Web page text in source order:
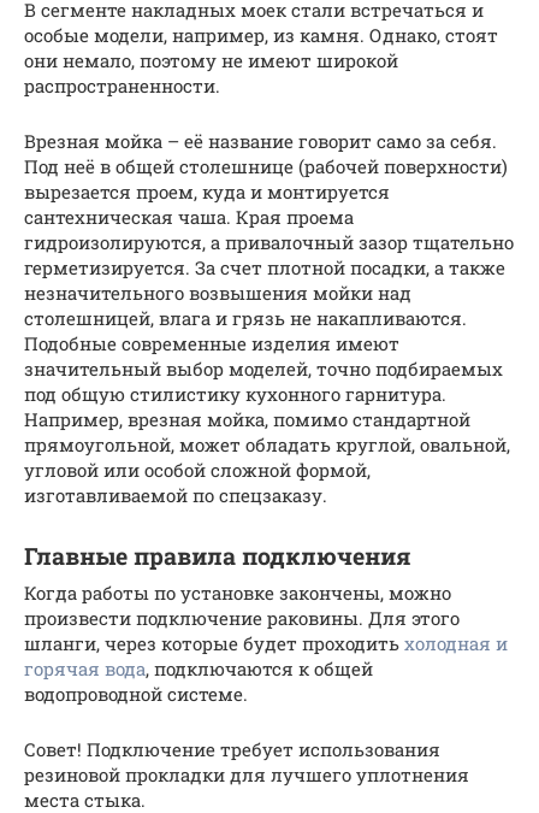
В сегменте накладных моек стали встречаться и
особые модели, например, из камня. Однако, стоят
они немало, поэтому не имеют широкой
распространенности.
Врезная мойка – её название говорит само за себя.
Под неё в общей столешнице (рабочей поверхности)
вырезается проем, куда и монтируется
сантехническая чаша. Края проема
гидроизолируются, а привалочный зазор тщательно
герметизируется. За счет плотной посадки, а также
незначительного возвышения мойки над
столешницей, влага и грязь не накапливаются.
Подобные современные изделия имеют
значительный выбор моделей, точно подбираемых
под общую стилистику кухонного гарнитура.
Например, врезная мойка, помимо стандартной
прямоугольной, может обладать круглой, овальной,
угловой или особой сложной формой,
изготавливаемой по спецзаказу.
Главные правила подключения
Когда работы по установке закончены, можно
произвести подключение раковины. Для этого
шланги, через которые будет проходить холодная и
горячая вода, подключаются к общей
водопроводной системе.
Совет! Подключение требует использования
резиновой прокладки для лучшего уплотнения
места стыка.